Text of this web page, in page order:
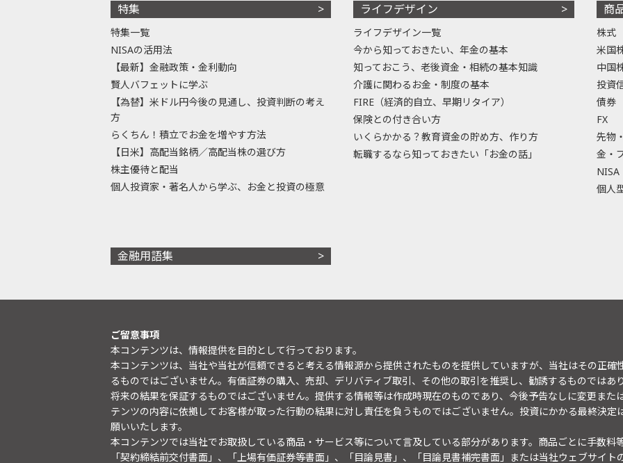
特集
特集一覧
NISAの活用法
【最新】金融政策・金利動向
賢人バフェットに学ぶ
【為替】米ドル円今後の見通し、投資判断の考え
方
らくちん！積立でお金を増やす方法
【日米】高配当銘柄／高配当株の選び方
株主優待と配当
個人投資家・著名人から学ぶ、お金と投資の極意
ライフデザイン
ライフデザイン一覧
今から知っておきたい、年金の基本
知っておこう、老後資金・相続の基本知識
介護に関わるお金・制度の基本
FIRE（経済的自立、早期リタイア）
保険との付き合い方
いくらかかる？教育資金の貯め方、作り方
転職するなら知っておきたい「お金の話」
商
株式
米国
中国
投資
債券
FX
先物
金・
NISA
個人
金融用語集
ご留意事項
本コンテンツは、情報提供を目的として行っております。
本コンテンツは、当社や当社が信頼できると考える情報源から提供されたものを提供していますが、当社はその正
るものではございません。有価証券の購入、売却、デリバティブ取引、その他の取引を推奨し、勧誘するものでは
将来の結果を保証するものではございません。提供する情報等は作成時現在のものであり、今後予告なしに変更また
テンツの内容に依拠してお客様が取った行動の結果に対し責任を負うものではございません。投資にかかる最終決
願いいたします。
本コンテンツでは当社でお取扱している商品・サービス等について言及している部分があります。商品ごとに手数料
「契約締結前交付書面」、「上場有価証券等書面」、「目論見書」、「目論見書補完書面」または当社ウェブサイト